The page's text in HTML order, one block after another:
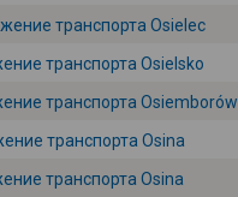
транспорта Osielec
транспорта Osielsko
транспорта Osiemborów
транспорта Osina
транспорта Osina